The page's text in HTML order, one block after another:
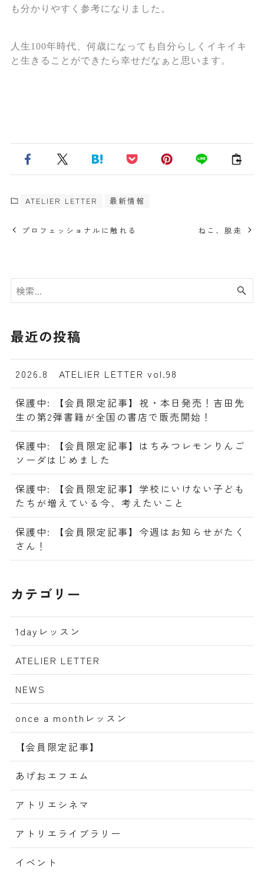
も分かりやすく参考になりました。
人生100年時代、何歳になっても自分らしくイキイキ
と生きることができたら幸せだなぁと思います。
ATELIER LETTER 最新情報
プロフェッショナルに触れる ねこ、脱走
最近の投稿
2026.8 ATELIER LETTER vol.98
保護中: 【会員限定記事】祝・本日発売！吉田先
生の第2弾書籍が全国の書店で販売開始！
保護中: 【会員限定記事】はちみつレモンりんご
ソーダはじめました
保護中: 【会員限定記事】学校にいけない子ども
たちが増えている今、考えたいこと
保護中: 【会員限定記事】今週はお知らせがたく
さん！
カテゴリー
1dayレッスン
ATELIER LETTER
NEWS
once a monthレッスン
【会員限定記事】
あげおエフエム
アトリエシネマ
アトリエライブラリー
イベント